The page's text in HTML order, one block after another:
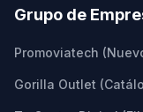
Grupo de
Promoviatech
Gorilla Outlet